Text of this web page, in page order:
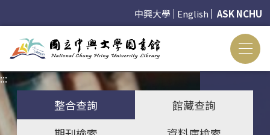
中興大學 English ASK NCHU
:::
整合查詢
館藏查詢